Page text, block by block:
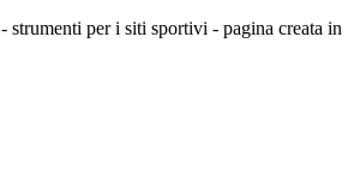
- strumenti per i siti sportivi - pagina creata in